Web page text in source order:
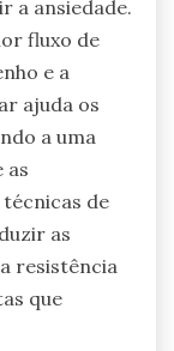
a ansiedade.
fluxo de
e a
ajuda os
a uma
as
de
as
resistência
que